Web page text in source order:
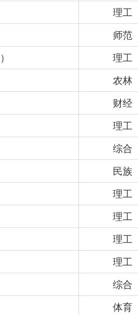
理工
师范
理工
农林
财经
理工
综合
民族
理工
理工
理工
理工
综合
体育